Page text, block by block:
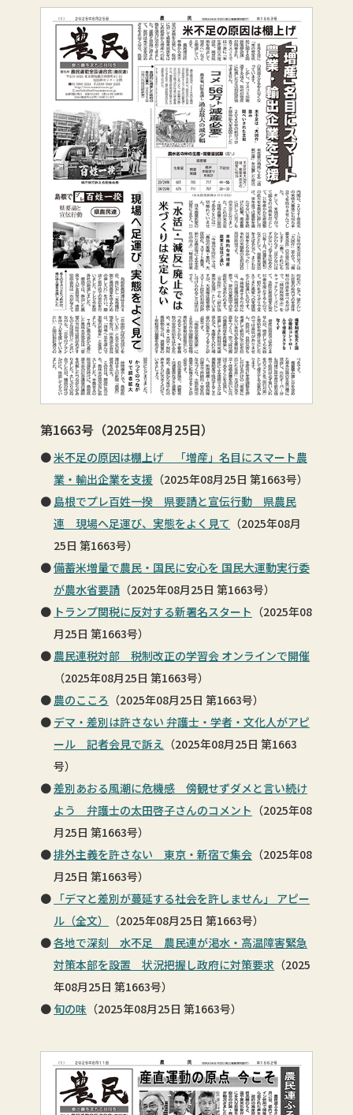
第1663号（2025年08月25日）
米不足の原因は棚上げ 「増産」名目にスマート農
業・輸出企業を支援 （2025年08月25日 第1663号）
島根でプレ百姓一揆 県要請と宣伝行動 県農民
連 現場へ足運び、実態をよく見て （2025年08月
25日 第1663号）
備蓄米増量で農民・国民に安心を 国民大運動実行委
が農水省要請 （2025年08月25日 第1663号）
トランプ関税に反対する新署名スタート （2025年08
月25日 第1663号）
農民連税対部 税制改正の学習会 オンラインで開催
（2025年08月25日 第1663号）
農のこころ （2025年08月25日 第1663号）
デマ・差別は許さない 弁護士・学者・文化人がアピ
ール 記者会見で訴え （2025年08月25日 第1663
号）
差別あおる風潮に危機感 傍観せずダメと言い続け
よう 弁護士の太田啓子さんのコメント （2025年08
月25日 第1663号）
排外主義を許さない 東京・新宿で集会 （2025年08
月25日 第1663号）
「デマと差別が蔓延する社会を許しません」 アピー
ル（全文）
（2025年08月25日 第1663号）
各地で深刻 水不足 農民連が渇水・高温障害緊急
対策本部を設置 状況把握し政府に対策要求 （2025
年08月25日 第1663号）
旬の味 （2025年08月25日 第1663号）